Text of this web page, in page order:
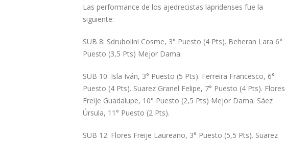
Las performance de los ajedrecistas lapridenses fue la
siguiente:
SUB 8: Sdrubolini Cosme, 3° Puesto (4 Pts). Beheran Lara 6°
Puesto (3,5 Pts) Mejor Dama.
SUB 10: Isla Iván, 3° Puesto (5 Pts). Ferreira Francesco, 6°
Puesto (4 Pts). Suarez Granel Felipe, 7° Puesto (4 Pts). Flores
Freije Guadalupe, 10° Puesto (2,5 Pts) Mejor Dama. Sáez
Úrsula, 11° Puesto (2 Pts).
SUB 12: Flores Freije Laureano, 3° Puesto (5,5 Pts). Suarez